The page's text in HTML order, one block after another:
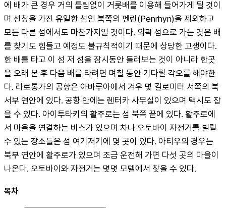
에 배가 큰 경우 거의 틀림없이 거룻배를 이용해 들어가게 될 것이
며 선창을 가진 유일한 섬인 북쪽의 펜린(Penrhyn)을 제외하고
모든 다른 섬에서도 마찬가지일 것이다. 외곽 섬으로 가는 것은 배
를 찾기도 힘들고 예정도 불규칙적이기 때문에 상당한 고생이다.
한 배를 타고 이 섬 저 섬을 잠시동안 들러보는 것이 아니라 한곳
을 오래 본 후 다음 배를 타려면 며칠 동안 기다릴 각오를 해야한
다. 라로통가의 공항은 아바루아에서 겨우 몇 킬로미터 서쪽의 북
서부 연안에 있다. 공항 안에는 렌터카 사무실이 있으며 택시도 잡
을 수 있다. 아이투타키의 활주로는 섬 북쪽 끝에 있다. 활주로에
서 마을을 연결하는 버스가 있으며 차나 오토바이 자전거를 빌릴
수 있는 장소들은 섬 여기저기에 몇 곳이 있다. 아티우의 경우는
북부 연안에 활주로가 있으며 조금 운전해 가면 다섯 곳의 마을이
나온다. 오토바이와 자전거는 몇몇 모텔에서 찾을 수 있다.
목차